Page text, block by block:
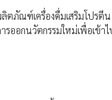
ตภัณฑ์เครื่องดื่มเสริมโปรตี
รออกนวัตกรรมใหม่เพื่อเข้า